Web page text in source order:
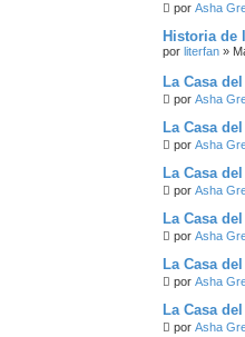
por Asha
Historia de
por literfan »
La Casa
por Asha
La Casa
por Asha
La Casa
por Asha
La Casa
por Asha
La Casa
por Asha
La Casa
por Asha